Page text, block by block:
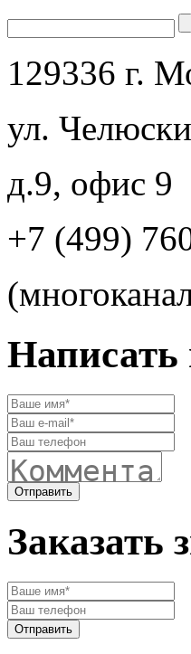
129336 г.
ул.
д.9, офис 9
+7 (499)
Написать
Заказать